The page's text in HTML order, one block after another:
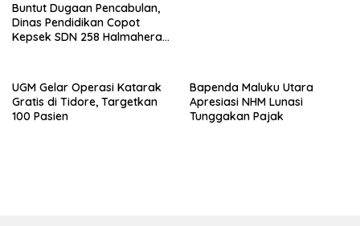
Buntut Dugaan Pencabulan,
Dinas Pendidikan Copot
Kepsek SDN 258 Halmahera
UGM Gelar Operasi Katarak
Gratis di Tidore, Targetkan
100 Pasien
Bapenda Maluku Utara
Apresiasi NHM Lunasi
Tunggakan Pajak